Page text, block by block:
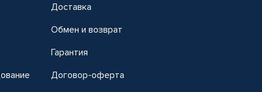
Доставка
Обмен и возврат
Гарантия
Договор-оферта